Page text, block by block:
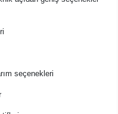
seçenekleri